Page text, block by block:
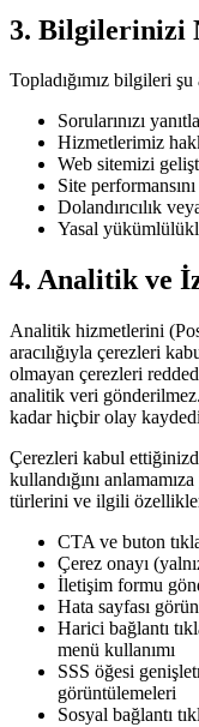
3. Bilgilerinizi
Topladığımız bilgileri
Sorularınızı
Hizmetlerimiz
Web sitemizi
Site
Dolandırıcılık
Yasal
4. Analitik ve
Analitik hizmetlerini
aracılığıyla çerezleri
olmayan çerezleri
analitik veri
kadar hiçbir olay
Çerezleri kabul
kullandığını
türlerini ve ilgili
CTA ve buton
Çerez onayı
İletişim formu
Hata sayfası
Harici bağlantı
menü kullanımı
SSS öğesi
görüntülemeleri
Sosyal bağlantı